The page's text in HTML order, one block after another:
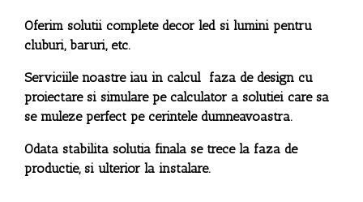
Oferim solutii complete decor led si lumini pentru
cluburi, baruri, etc.
Serviciile noastre iau in calcul faza de design cu
proiectare si simulare pe calculator a solutiei care sa
se muleze perfect pe cerintele dumneavoastra.
Odata stabilita solutia finala se trece la faza de
productie, si ulterior la instalare.